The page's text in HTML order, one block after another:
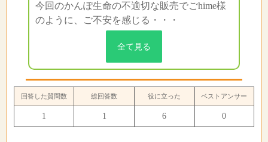
今回のかんぽ生命の不適切な販売でごhime様
のように、ご不安を感じる・・・
全て見る
回答した質問数 総回答数 役に立った ベストアンサー
1 1 6 0